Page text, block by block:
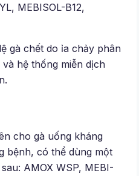
MEBISOL-B12,
gà chết do ỉa chảy phân
hệ thống miễn dịch
cho gà uống kháng
bệnh, có thể dùng một
AMOX WSP, MEBI-